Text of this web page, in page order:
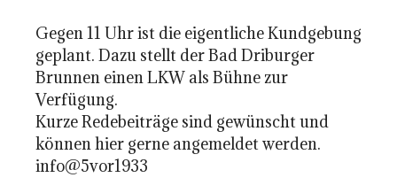
Gegen 11 Uhr ist die eigentliche Kundgebung
geplant. Dazu stellt der Bad Driburger
Brunnen einen LKW als Bühne zur
Verfügung.
Kurze Redebeiträge sind gewünscht und
können hier gerne angemeldet werden.
info@5vor1933